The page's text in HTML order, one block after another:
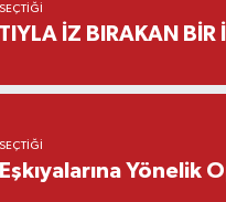
İZ BIRAKAN
Yönelik